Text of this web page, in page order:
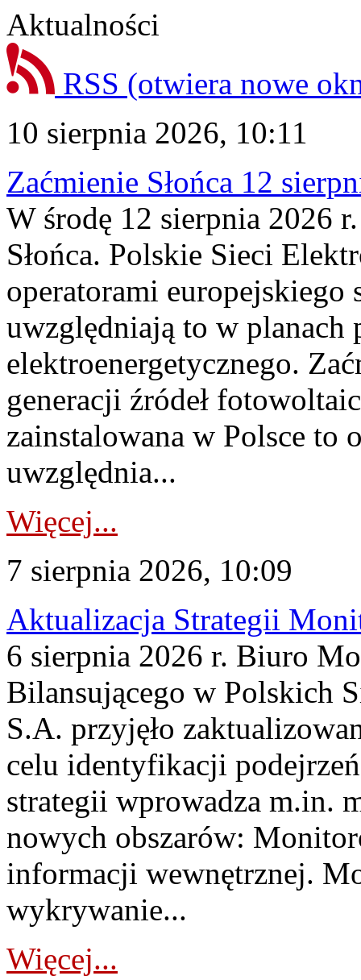
Aktualności
RSS (otwiera nowe
10 sierpnia 2026, 10:11
Zaćmienie Słońca 12
W środę 12 sierpnia 2026
Słońca. Polskie Sieci
operatorami europejskiego
uwzględniają to w planach
elektroenergetycznego.
generacji źródeł
zainstalowana w Polsce to
uwzględnia...
Więcej...
7 sierpnia 2026, 10:09
Aktualizacja Strategii
6 sierpnia 2026 r. Biuro
Bilansującego w Polskich
S.A. przyjęło
celu identyfikacji
strategii wprowadza m.in.
nowych obszarów:
informacji wewnętrznej.
wykrywanie...
Więcej...